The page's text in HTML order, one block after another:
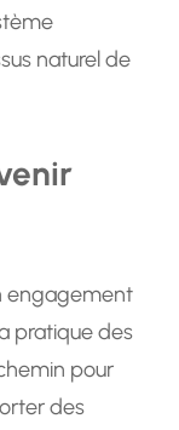
naturel de
engagement
pratique des
pour
des